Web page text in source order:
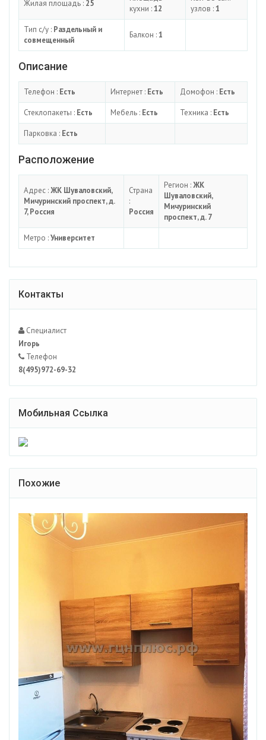
Жилая площадь : 25
кухни :12
узлов :1
Тип с/у : Раздельный и
совмещенный
Балкон :1
Описание
Телефон : Есть Интернет : Есть Домофон : Есть
Стеклопакеты : Есть Мебель : Есть Техника : Есть
Парковка : Есть
Расположение
Адрес :ЖК Шуваловский,
Мичуринский проспект, д.
7, Россия
Страна
:
Россия
Регион :ЖК
Шуваловский,
Мичуринский
проспект, д. 7
Метро :Университет
Контакты
Специалист
Игорь
Телефон
8(495)972-69-32
Мобильная Ссылка
Похожие